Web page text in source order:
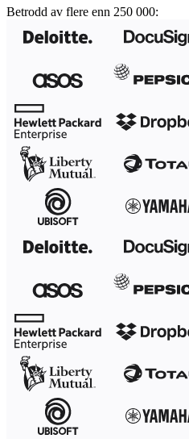
Kanban
Tidslinjer
TalkTrack
Tabeller
Docs
Brukstilfeller
Utvalgt
Utforsk KI-
Generelt
Idémyldring
Veikart
Teknisk design
Prototyper og
Design
Planning &
Løsninger
Etter forretningssegment
Betrodd av flere enn 250 000: